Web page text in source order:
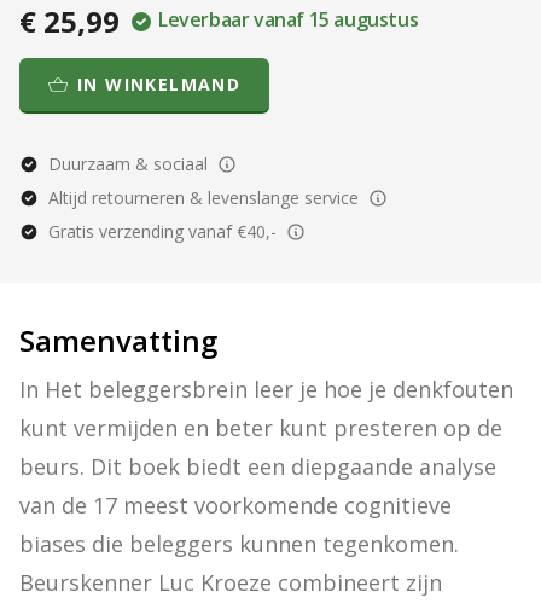
€ 25,99 Leverbaar vanaf 15 augustus
IN WINKELMAND
Duurzaam & sociaal
Altijd retourneren & levenslange service
Gratis verzending vanaf €40,-
Samenvatting
In Het beleggersbrein leer je hoe je denkfouten
kunt vermijden en beter kunt presteren op de
beurs. Dit boek biedt een diepgaande analyse
van de 17 meest voorkomende cognitieve
biases die beleggers kunnen tegenkomen.
Beurskenner Luc Kroeze combineert zijn